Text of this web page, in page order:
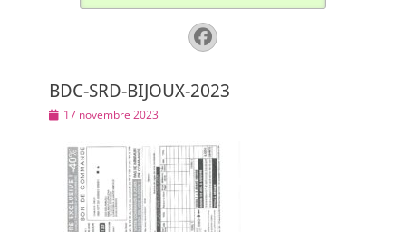
Facebook
BDC-SRD-BIJOUX-2023
Posted17 novembre 2023